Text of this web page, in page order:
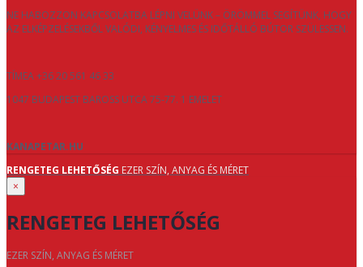
NE HABOZZON KAPCSOLATBA LÉPNI VELÜNK – ÖRÖMMEL SEGÍTÜNK, HOGY
AZ ELKÉPZELÉSEKBŐL VALÓDI, KÉNYELMES ÉS IDŐTÁLLÓ BÚTOR SZÜLESSEN.
TÍMEA +36 20 561 46 33
1047 BUDAPEST BAROSS UTCA 75-77. 1 EMELET
KANAPETAR.HU
RENGETEG LEHETŐSÉG EZER SZÍN, ANYAG ÉS MÉRET
×
RENGETEG LEHETŐSÉG
EZER SZÍN, ANYAG ÉS MÉRET